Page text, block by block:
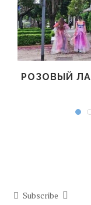
РОЗОВЫЙ
Subscribe